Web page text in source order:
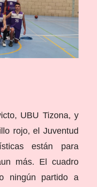
UBU Tizona, y
rojo, el Juventud
están para
más. El cuadro
ningún partido a